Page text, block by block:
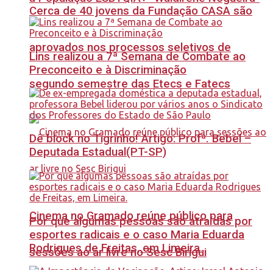
Cerca de 40 jovens da Fundação CASA são
aprovados nos processos seletivos de
segundo semestre das Etecs e Fatecs
Cinema no Gramado reúne público para
sessões ao ar livre no Sesc Birigui
Lins realizou a 7ª Semana de Combate ao
Preconceito e à Discriminação
Dê block no Tigrinho! Artigo: Profª. Bebel –
Deputada Estadual(PT-SP)
Por que algumas pessoas são atraídas por
esportes radicais e o caso Maria Eduarda
Rodrigues de Freitas, em Limeira.